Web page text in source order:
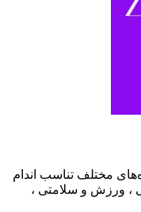
مختلف تناسب اندام
، ورزش و سلامتی ،